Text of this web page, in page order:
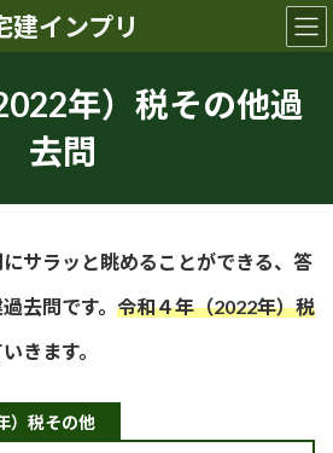
建インプリ
年）税その他過
去問
サラッと眺めることができる、答
去問です。 令和４年（2022年）税
きます。
）税その他